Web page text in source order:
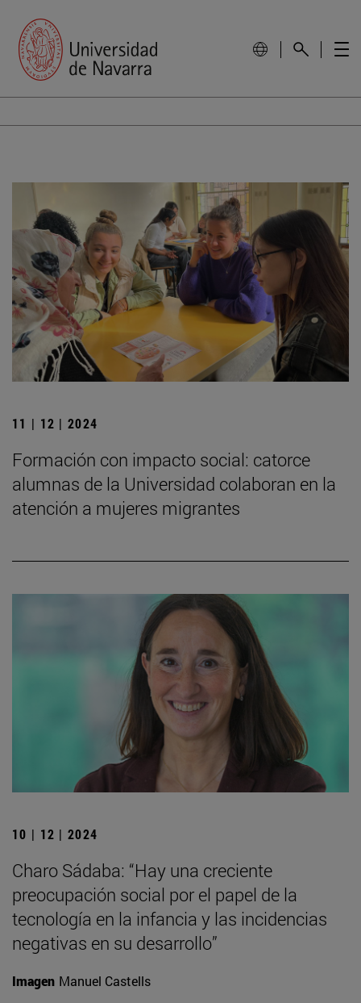
11 | 12 | 2024
Formación con impacto social: catorce
alumnas de la Universidad colaboran en la
atención a mujeres migrantes
10 | 12 | 2024
Charo Sádaba: “Hay una creciente
preocupación social por el papel de la
tecnología en la infancia y las incidencias
negativas en su desarrollo”
Imagen Manuel Castells